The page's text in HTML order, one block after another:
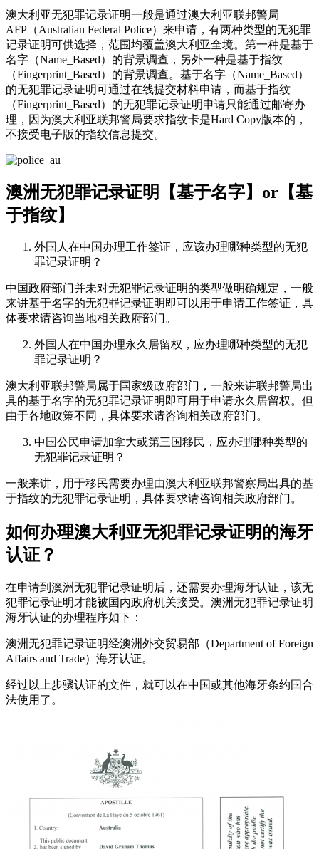
澳大利亚无犯罪记录证明一般是通过澳大利亚联邦警局
AFP（Australian Federal Police）来申请，有两种类型的无犯罪
记录证明可供选择，范围均覆盖澳大利亚全境。第一种是基于
名字（Name_Based）的背景调查，另外一种是基于指纹
（Fingerprint_Based）的背景调查。基于名字（Name_Based）
的无犯罪记录证明可通过在线提交材料申请，而基于指纹
（Fingerprint_Based）的无犯罪记录证明申请只能通过邮寄办
理，因为澳大利亚联邦警局要求指纹卡是Hard Copy版本的，
不接受电子版的指纹信息提交。
澳洲无犯罪记录证明【基于名字】or【基
于指纹】
外国人在中国办理工作签证，应该办理哪种类型的无犯
罪记录证明？
中国政府部门并未对无犯罪记录证明的类型做明确规定，一般
来讲基于名字的无犯罪记录证明即可以用于申请工作签证，具
体要求请咨询当地相关政府部门。
外国人在中国办理永久居留权，应办理哪种类型的无犯
罪记录证明？
澳大利亚联邦警局属于国家级政府部门，一般来讲联邦警局出
具的基于名字的无犯罪记录证明即可用于申请永久居留权。但
由于各地政策不同，具体要求请咨询相关政府部门。
中国公民申请加拿大或第三国移民，应办理哪种类型的
无犯罪记录证明？
一般来讲，用于移民需要办理由澳大利亚联邦警察局出具的基
于指纹的无犯罪记录证明，具体要求请咨询相关政府部门。
如何办理澳大利亚无犯罪记录证明的海牙
认证？
在申请到澳洲无犯罪记录证明后，还需要办理海牙认证，该无
犯罪记录证明才能被国内政府机关接受。澳洲无犯罪记录证明
海牙认证的办理程序如下：
澳洲无犯罪记录证明经澳洲外交贸易部（Department of Foreign
Affairs and Trade）海牙认证。
经过以上步骤认证的文件，就可以在中国或其他海牙条约国合
法使用了。